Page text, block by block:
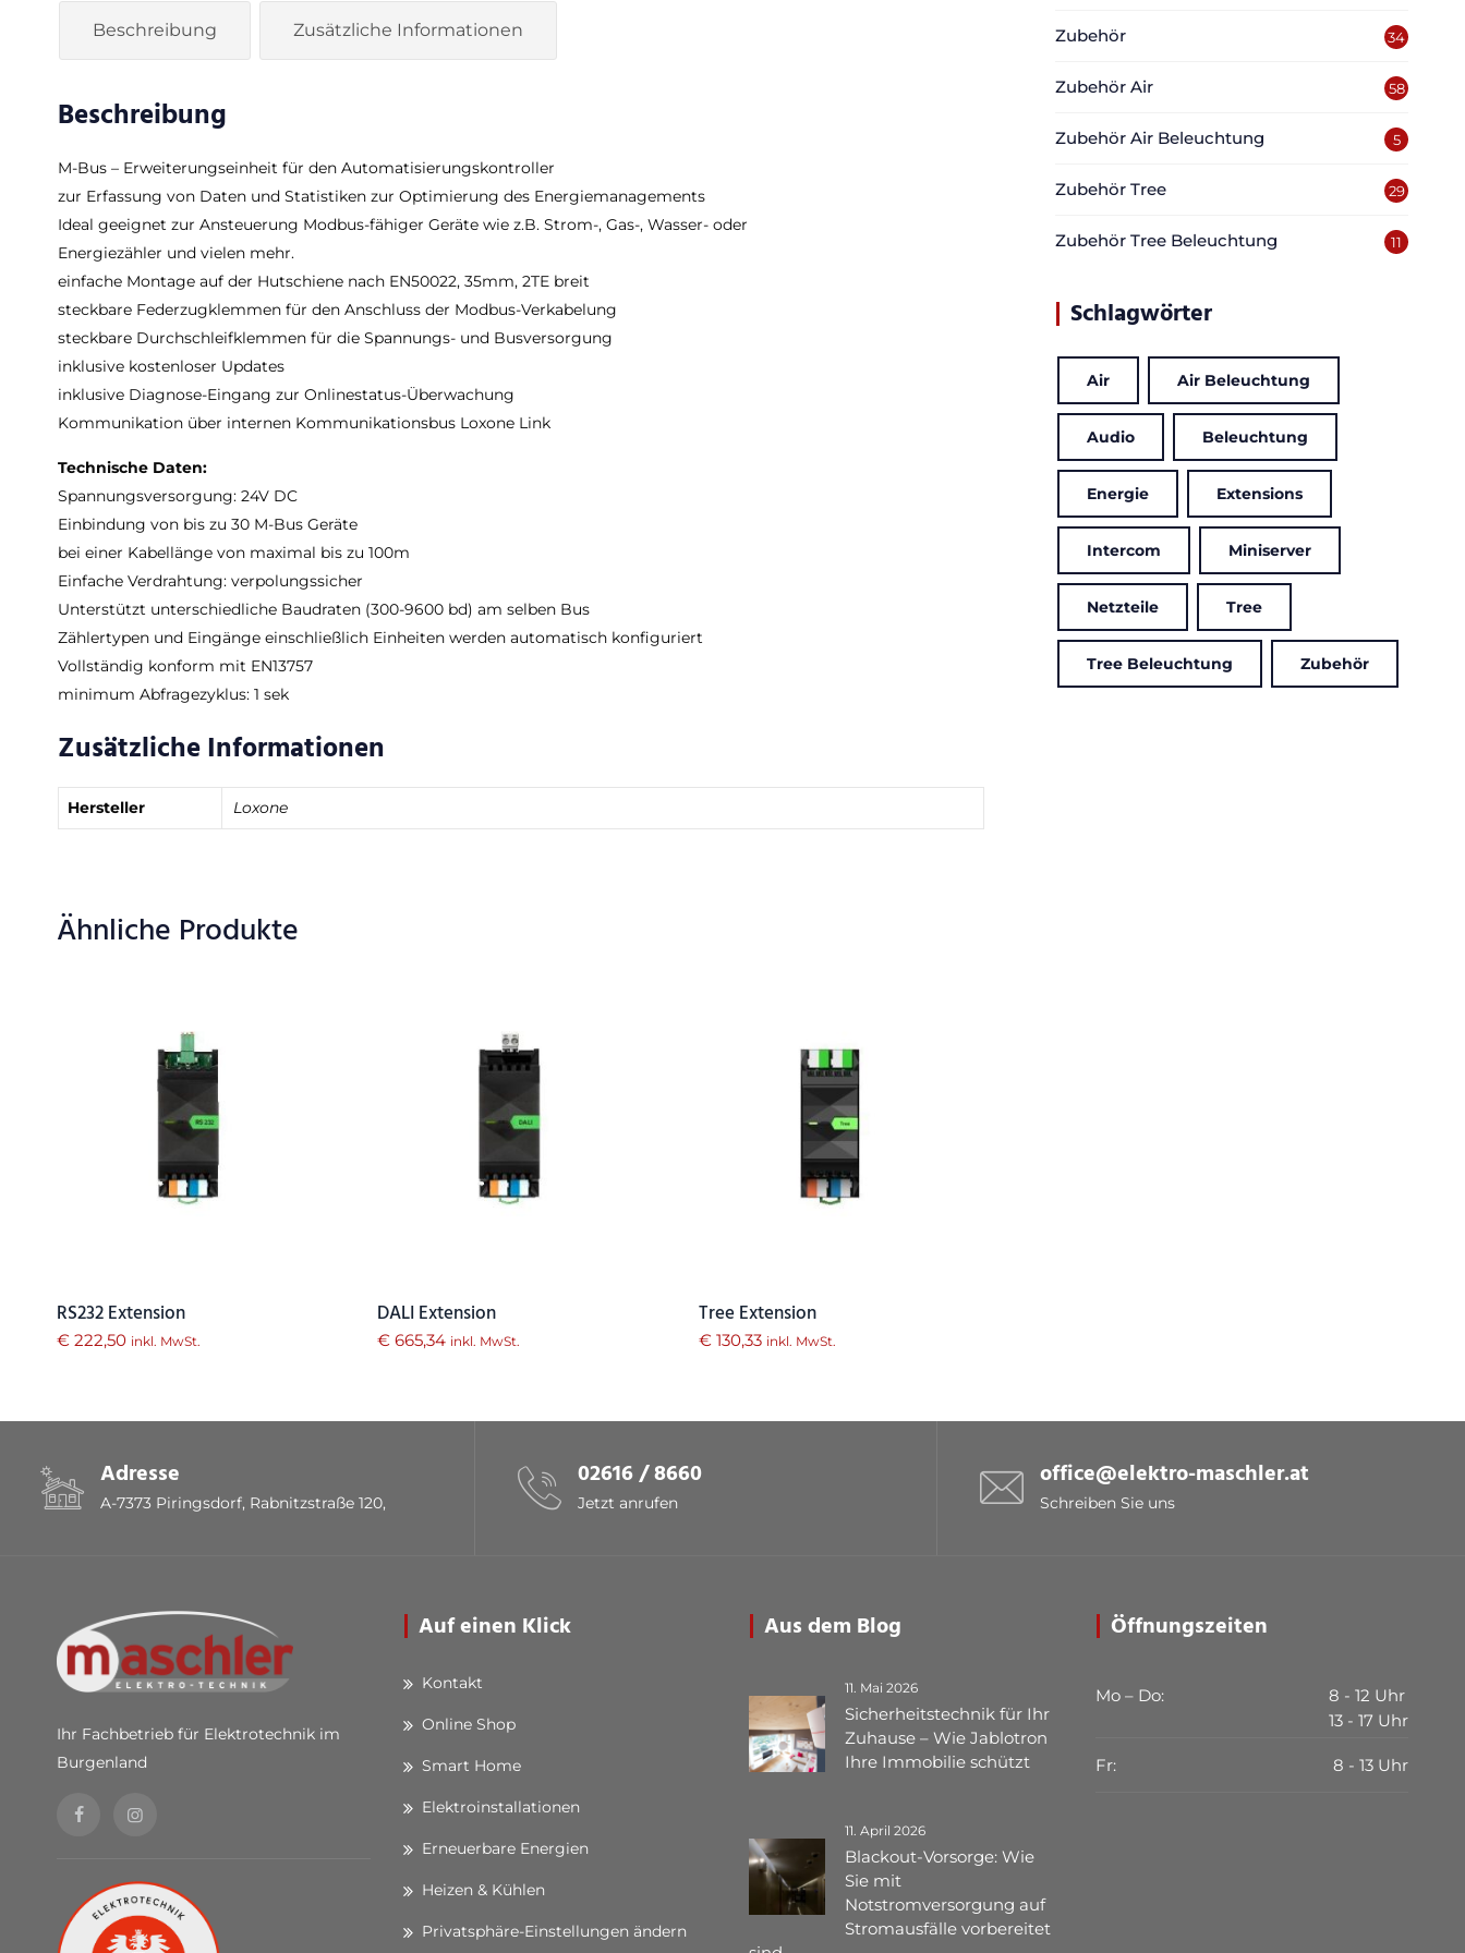
Beschreibung Zusätzliche Informationen
Beschreibung
M-Bus – Erweiterungseinheit für den Automatisierungskontroller
zur Erfassung von Daten und Statistiken zur Optimierung des Energiemanagements
Ideal geeignet zur Ansteuerung Modbus-fähiger Geräte wie z.B. Strom-, Gas-, Wasser- oder
Energiezähler und vielen mehr.
einfache Montage auf der Hutschiene nach EN50022, 35mm, 2TE breit
steckbare Federzugklemmen für den Anschluss der Modbus-Verkabelung
steckbare Durchschleifklemmen für die Spannungs- und Busversorgung
inklusive kostenloser Updates
inklusive Diagnose-Eingang zur Onlinestatus-Überwachung
Kommunikation über internen Kommunikationsbus Loxone Link
Technische Daten:
Spannungsversorgung: 24V DC
Einbindung von bis zu 30 M-Bus Geräte
bei einer Kabellänge von maximal bis zu 100m
Einfache Verdrahtung: verpolungssicher
Unterstützt unterschiedliche Baudraten (300-9600 bd) am selben Bus
Zählertypen und Eingänge einschließlich Einheiten werden automatisch konfiguriert
Vollständig konform mit EN13757
minimum Abfragezyklus: 1 sek
Zusätzliche Informationen
Hersteller Loxone
Ähnliche Produkte
RS232 Extension
€ 222,50 inkl. MwSt.
DALI Extension
€ 665,34 inkl. MwSt.
Tree Extension
€130,33 inkl. MwSt.
Zubehör 34
Zubehör Air 58
Zubehör Air Beleuchtung 5
Zubehör Tree 29
Zubehör Tree Beleuchtung 11
Schlagwörter
Air Air Beleuchtung
Audio Beleuchtung
Energie Extensions
Intercom Miniserver
Netzteile Tree
Tree Beleuchtung Zubehör
Adresse
A-7373 Piringsdorf, Rabnitzstraße 120,
02616 / 8660
Jetzt anrufen
office@elektro-maschler.at
Schreiben Sie uns
Ihr Fachbetrieb für Elektrotechnik im
Burgenland
Auf einen Klick
Kontakt
Online Shop
Smart Home
Elektroinstallationen
Erneuerbare Energien
Heizen & Kühlen
Privatsphäre-Einstellungen ändern
Aus dem Blog
11. Mai 2026
Sicherheitstechnik für Ihr
Zuhause – Wie Jablotron
Ihre Immobilie schützt
11. April 2026
Blackout-Vorsorge: Wie
Sie mit
Notstromversorgung auf
Stromausfälle vorbereitet
Öffnungszeiten
Mo – Do:
8 - 12 Uhr
13 - 17 Uhr
Fr: 8 - 13 Uhr